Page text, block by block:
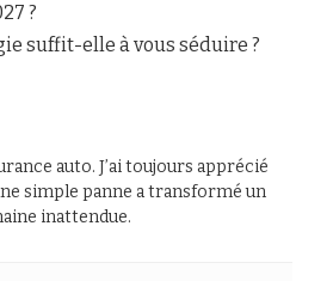
?
suffit-elle à vous séduire ?
auto. J’ai toujours apprécié
simple panne a transformé un
inattendue.